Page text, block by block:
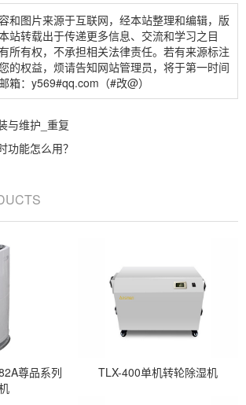
和图片来源于互联网，经本站整理和编辑，版
站转载出于传递更多信息、交流和学习之目
所有权，不承担相关法律责任。若有来源标注
的权益，烦请告知网站管理员，将于第一时间
箱：y569#qq.com（#改@）
与维护_重复
功能怎么用？
尊品系列
TLX-400单机转轮除湿机